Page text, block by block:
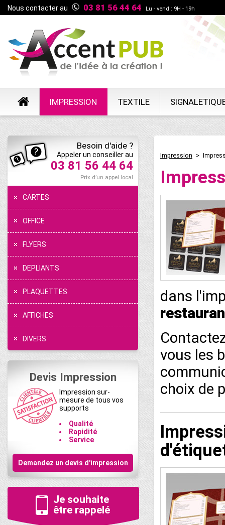
Nous contacter au 03 81 56 44 64 Lu - vend : 9H - 19h
IMPRESSION TEXTILE
Besoin d'aide ?
Appeler un conseiller au
03 81 56 44 64
Prix d’un appel local
CARTES
OFFICE
FLYERS
DEPLIANTS
PLAQUETTES
AFFICHES
DIVERS
Devis Impression
Impression sur-
mesure de tous vos
supports
Qualité
Rapidité
Service
Demandez un devis d'impression
Je souhaite
être rappelé
Impression >
dans
vous les
choix de